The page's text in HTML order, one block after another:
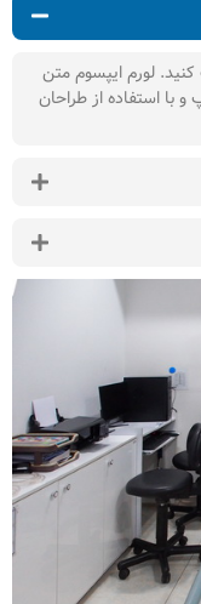
لورم ایپسوم متن
با استفاده از طراحان